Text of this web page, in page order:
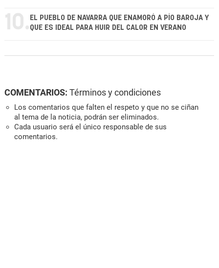
10. EL PUEBLO DE NAVARRA QUE ENAMORÓ A PÍO BAROJA Y
QUE ES IDEAL PARA HUIR DEL CALOR EN VERANO
COMENTARIOS: Términos y condiciones
Los comentarios que falten el respeto y que no se ciñan
al tema de la noticia, podrán ser eliminados.
Cada usuario será el único responsable de sus
comentarios.